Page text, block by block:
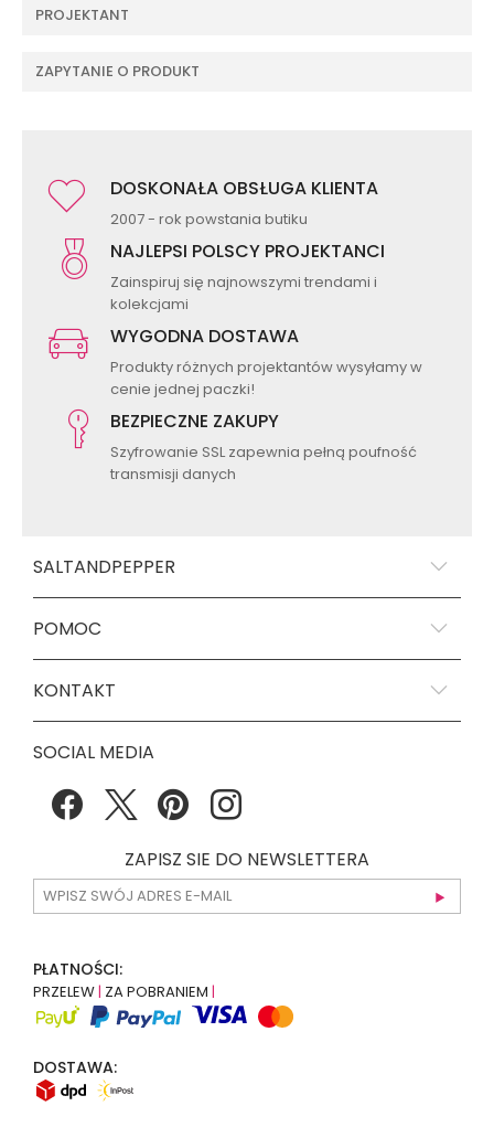
PROJEKTANT
ZAPYTANIE O PRODUKT
DOSKONAŁA OBSŁUGA KLIENTA
2007 - rok powstania butiku
NAJLEPSI POLSCY PROJEKTANCI
Zainspiruj się najnowszymi trendami i
kolekcjami
WYGODNA DOSTAWA
Produkty różnych projektantów wysyłamy w
cenie jednej paczki!
BEZPIECZNE ZAKUPY
Szyfrowanie SSL zapewnia pełną poufność
transmisji danych
SALTANDPEPPER
POMOC
KONTAKT
SOCIAL MEDIA
ZAPISZ SIE DO NEWSLETTERA
PŁATNOŚCI:
PRZELEW| ZA POBRANIEM |
DOSTAWA: